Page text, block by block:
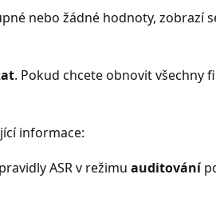
nebo žádné hodnoty, zobrazí
. Pokud chcete obnovit všechny
informace:
ASR v režimu auditování